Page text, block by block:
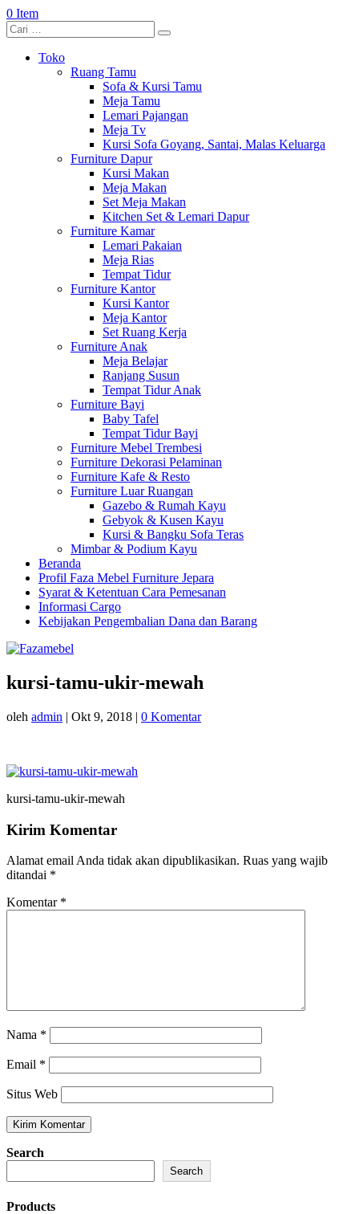
0 Item
Toko
Ruang Tamu
Sofa & Kursi Tamu
Meja Tamu
Lemari Pajangan
Meja Tv
Kursi Sofa Goyang, Santai, Malas Keluarga
Furniture Dapur
Kursi Makan
Meja Makan
Set Meja Makan
Kitchen Set & Lemari Dapur
Furniture Kamar
Lemari Pakaian
Meja Rias
Tempat Tidur
Furniture Kantor
Kursi Kantor
Meja Kantor
Set Ruang Kerja
Furniture Anak
Meja Belajar
Ranjang Susun
Tempat Tidur Anak
Furniture Bayi
Baby Tafel
Tempat Tidur Bayi
Furniture Mebel Trembesi
Furniture Dekorasi Pelaminan
Furniture Kafe & Resto
Furniture Luar Ruangan
Gazebo & Rumah Kayu
Gebyok & Kusen Kayu
Kursi & Bangku Sofa Teras
Mimbar & Podium Kayu
Beranda
Profil Faza Mebel Furniture Jepara
Syarat & Ketentuan Cara Pemesanan
Informasi Cargo
Kebijakan Pengembalian Dana dan Barang
kursi-tamu-ukir-mewah
oleh admin | Okt 9, 2018 | 0 Komentar
kursi-tamu-ukir-mewah
Kirim Komentar
Alamat email Anda tidak akan dipublikasikan. Ruas yang wajib
ditandai *
Komentar *
Nama *
Email *
Situs Web
Search
Search
Products